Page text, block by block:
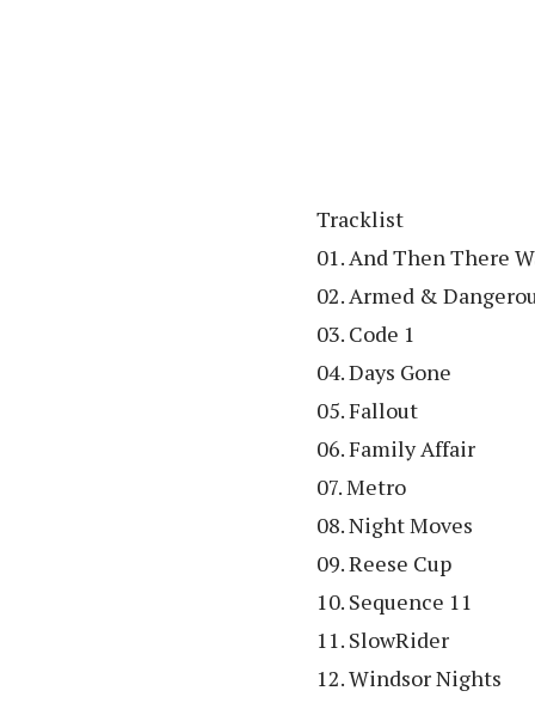
Tracklist
01. And Then There
02. Armed &
03. Code 1
04. Days Gone
05. Fallout
06. Family Affair
07. Metro
08. Night Moves
09. Reese Cup
10. Sequence 11
11. SlowRider
12.Windsor Nights